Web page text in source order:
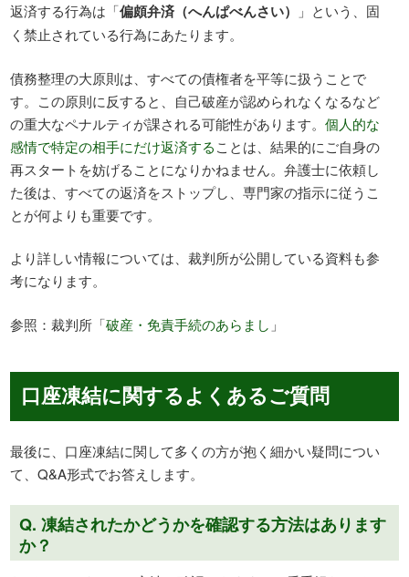
返済する行為は「偏頗弁済（へんぱべんさい）
」という、固
く禁止されている行為にあたります。
債務整理の大原則は、すべての債権者を平等に扱うことで
す。この原則に反すると、自己破産が認められなくなるなど
の重大なペナルティが課される可能性があります。個人的な
感情で特定の相手にだけ返済することは、結果的にご自身の
再スタートを妨げることになりかねません。弁護士に依頼し
た後は、すべての返済をストップし、専門家の指示に従うこ
とが何よりも重要です。
より詳しい情報については、裁判所が公開している資料も参
考になります。
参照：裁判所「破産・免責手続のあらまし 」
口座凍結に関するよくあるご質問
最後に、口座凍結に関して多くの方が抱く細かい疑問につい
て、Q&A形式でお答えします。
Q. 凍結されたかどうかを確認する方法はあります
か？